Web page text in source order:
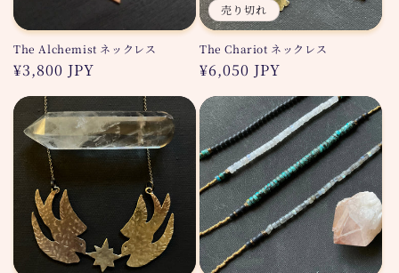
The Alchemist ネックレス
通
常
価
格
¥3,800 JPY
売り切れ
The Chariot ネックレス
通
常
価
格
¥6,050 JPY